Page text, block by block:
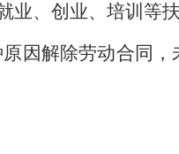
业、创业、培训等
原因解除劳动合同